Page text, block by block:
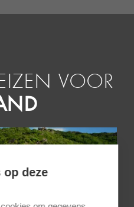
VOOR
op deze